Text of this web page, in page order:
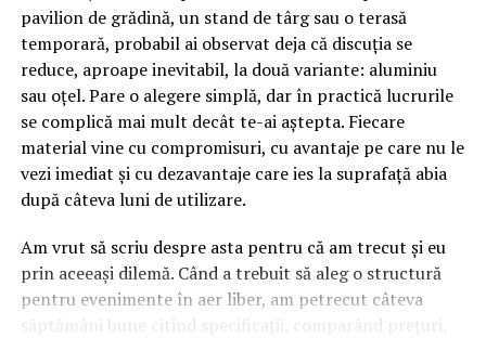
pavilion de grădină, un stand de târg sau o terasă
temporară, probabil ai observat deja că discuția se
reduce, aproape inevitabil, la două variante: aluminiu
sau oțel. Pare o alegere simplă, dar în practică lucrurile
se complică mai mult decât te-ai aștepta. Fiecare
material vine cu compromisuri, cu avantaje pe care nu le
vezi imediat și cu dezavantaje care ies la suprafață abia
după câteva luni de utilizare.
Am vrut să scriu despre asta pentru că am trecut și eu
prin aceeași dilemă. Când a trebuit să aleg o structură
pentru evenimente în aer liber, am petrecut câteva
săptămâni bune citind specificații, comparând prețuri,